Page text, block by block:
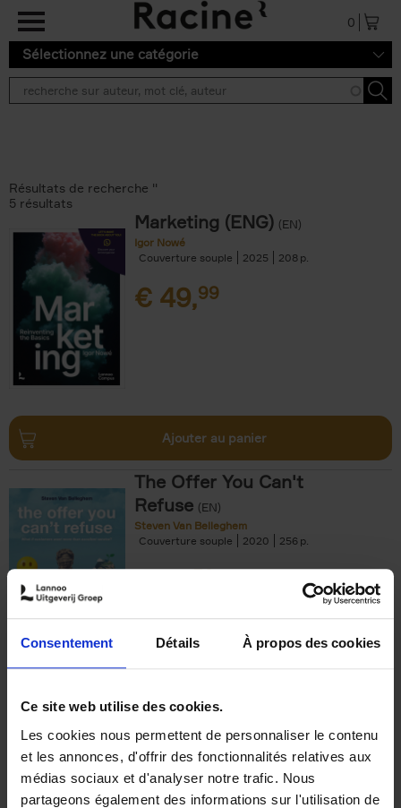
Consentement Détails À propos des cookies
Ce site web utilise des cookies.
Les cookies nous permettent de personnaliser le contenu
et les annonces, d'offrir des fonctionnalités relatives aux
médias sociaux et d'analyser notre trafic. Nous
partageons également des informations sur l'utilisation de
Aller au contenu principal
0
Sélectionnez une catégorie
Résultats de recherche ''
5 résultats
Marketing (ENG) (EN)
Igor Nowé
Couverture souple
2025 208
€ 49,99
Ajouter au panier
The Offer You Can't
Refuse (EN)
Steven Van Belleghem
Couverture souple
2020 256
€37,50
Building Bonds = Building
Business
Jochen Roef Jozefien De Feyter
Carolien Boom
Couverture souple
2025 200